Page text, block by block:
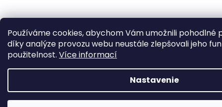
Používáme cookies, abychom Vám umožnili pohodlné
díky analýze provozu webu neustále zlepšovali jeho
použitelnost. Více informací
Nastavenie